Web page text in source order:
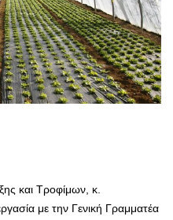
και Τροφίμων, κ.
με την Γενική Γραμματέα